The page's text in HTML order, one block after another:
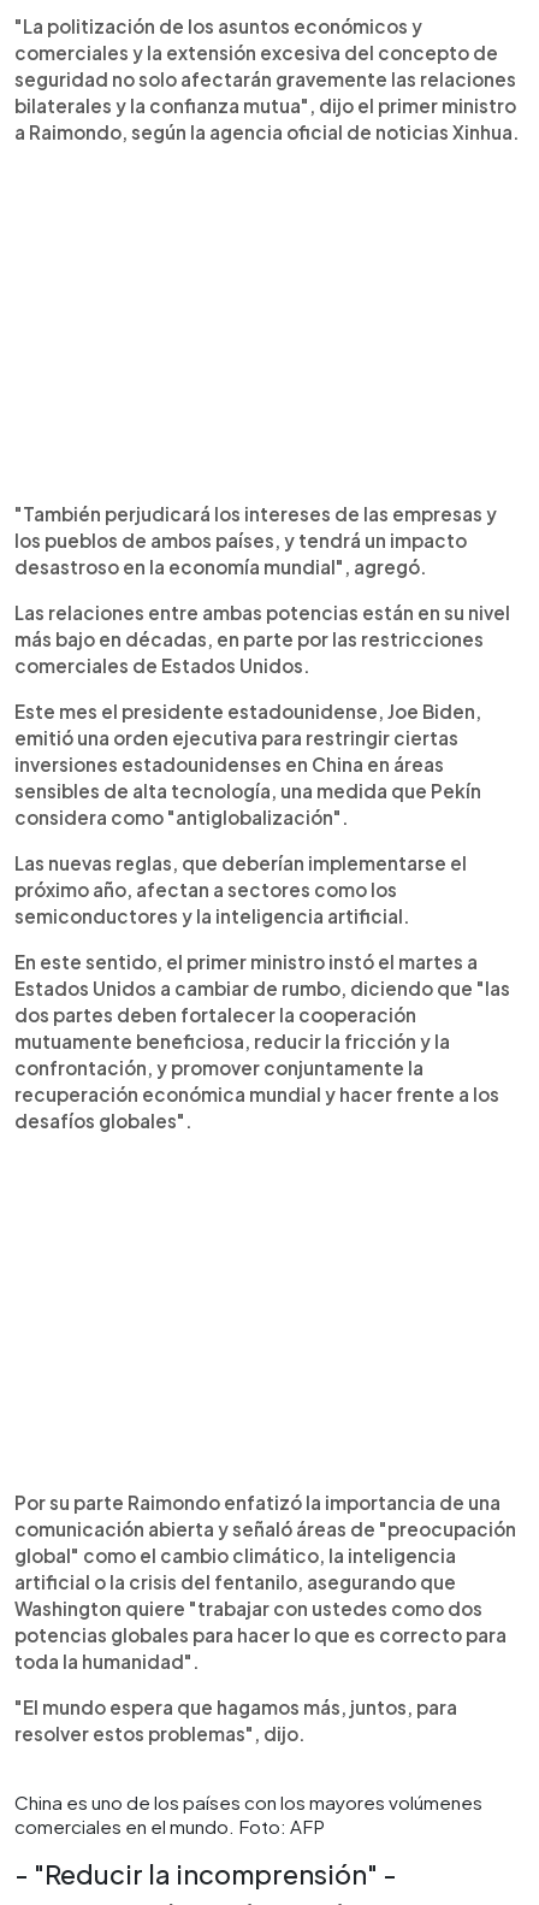
"La politización de los asuntos económicos y
comerciales y la extensión excesiva del concepto de
seguridad no solo afectarán gravemente las relaciones
bilaterales y la confianza mutua", dijo el primer ministro
a Raimondo, según la agencia oficial de noticias Xinhua.
"También perjudicará los intereses de las empresas y
los pueblos de ambos países, y tendrá un impacto
desastroso en la economía mundial", agregó.
Las relaciones entre ambas potencias están en su nivel
más bajo en décadas, en parte por las restricciones
comerciales de Estados Unidos.
Este mes el presidente estadounidense, Joe Biden,
emitió una orden ejecutiva para restringir ciertas
inversiones estadounidenses en China en áreas
sensibles de alta tecnología, una medida que Pekín
considera como "antiglobalización".
Las nuevas reglas, que deberían implementarse el
próximo año, afectan a sectores como los
semiconductores y la inteligencia artificial.
En este sentido, el primer ministro instó el martes a
Estados Unidos a cambiar de rumbo, diciendo que "las
dos partes deben fortalecer la cooperación
mutuamente beneficiosa, reducir la fricción y la
confrontación, y promover conjuntamente la
recuperación económica mundial y hacer frente a los
desafíos globales".
Por su parte Raimondo enfatizó la importancia de una
comunicación abierta y señaló áreas de "preocupación
global" como el cambio climático, la inteligencia
artificial o la crisis del fentanilo, asegurando que
Washington quiere "trabajar con ustedes como dos
potencias globales para hacer lo que es correcto para
toda la humanidad".
"El mundo espera que hagamos más, juntos, para
resolver estos problemas", dijo.
China es uno de los países con los mayores volúmenes
comerciales en el mundo. Foto: AFP
- "Reducir la incomprensión" -